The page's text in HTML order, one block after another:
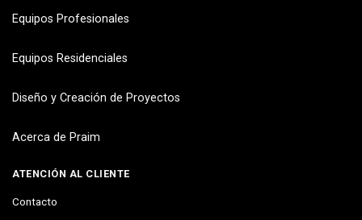
Equipos Profesionales
Equipos Residenciales
Diseño y Creación de Proyectos
Acerca de Praim
ATENCIÓN AL CLIENTE
Contacto